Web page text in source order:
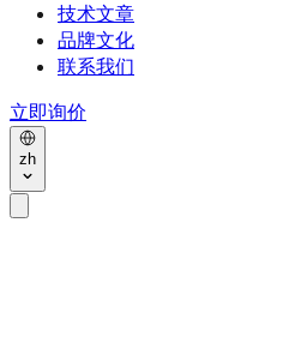
技术文章
品牌文化
联系我们
立即询价
zh